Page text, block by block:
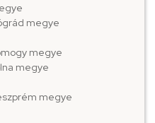
megye
megye
megye
megye